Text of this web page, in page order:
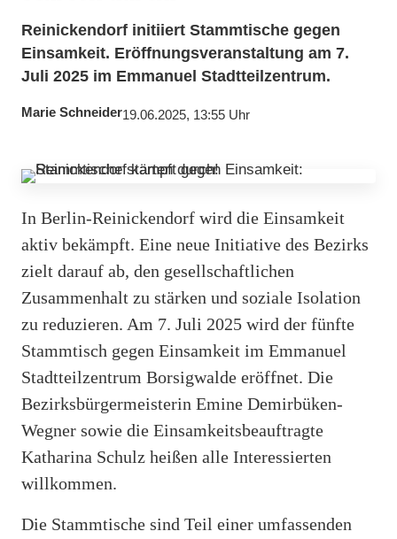
Reinickendorf initiiert Stammtische gegen
Einsamkeit. Eröffnungsveranstaltung am 7.
Juli 2025 im Emmanuel Stadtteilzentrum.
Marie Schneider19.06.2025, 13:55 Uhr
In Berlin-Reinickendorf wird die Einsamkeit
aktiv bekämpft. Eine neue Initiative des Bezirks
zielt darauf ab, den gesellschaftlichen
Zusammenhalt zu stärken und soziale Isolation
zu reduzieren. Am 7. Juli 2025 wird der fünfte
Stammtisch gegen Einsamkeit im Emmanuel
Stadtteilzentrum Borsigwalde eröffnet. Die
Bezirksbürgermeisterin Emine Demirbüken-
Wegner sowie die Einsamkeitsbeauftragte
Katharina Schulz heißen alle Interessierten
willkommen.
Die Stammtische sind Teil einer umfassenden